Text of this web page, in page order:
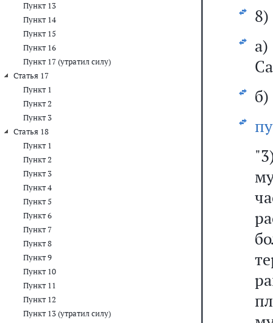
Пункт 13
Пункт 14
Пункт 15
Пункт 16
Пункт 17 (утратил силу)
Статья 17
Пункт 1
Пункт 2
Пункт 3
Статья 18
Пункт 1
Пункт 2
Пункт 3
Пункт 4
Пункт 5
Пункт 6
Пункт 7
Пункт 8
Пункт 9
Пункт 10
Пункт 11
Пункт 12
Пункт 13 (утратил силу)